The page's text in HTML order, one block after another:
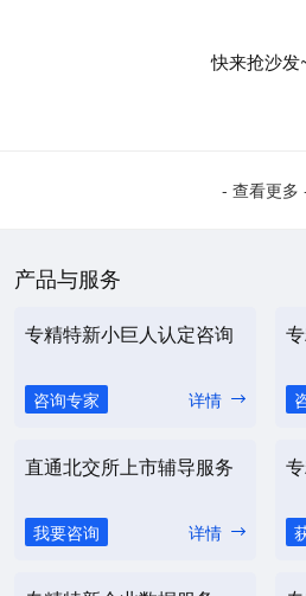
快来抢沙发
- 查看更多
产品与服务
专精特新小巨人认定咨询
咨询专家 详情
直通北交所上市辅导服务
我要咨询 详情